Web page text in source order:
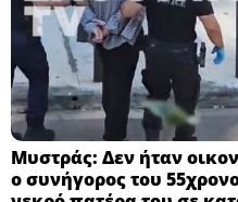
Μυστράς: Δεν ήταν
ο συνήγορος του